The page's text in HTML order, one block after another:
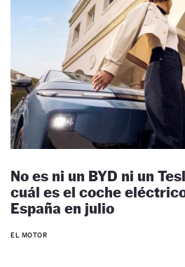
No es ni un BYD ni un
cuál es el coche
España en julio
EL MOTOR